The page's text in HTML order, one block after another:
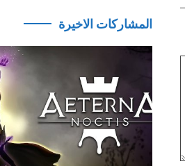
المشاركات الاخيرة